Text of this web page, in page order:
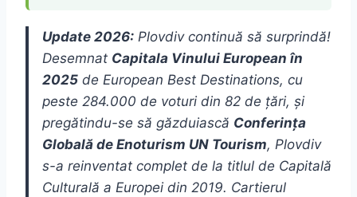
Update 2026: Plovdiv continuă să surprindă!
Desemnat Capitala Vinului European în
2025 de European Best Destinations, cu
peste 284.000 de voturi din 82 de țări, și
pregătindu-se să găzduiască Conferința
Globală de Enoturism UN Tourism, Plovdiv
s-a reinventat complet de la titlul de Capitală
Culturală a Europei din 2019. Cartierul